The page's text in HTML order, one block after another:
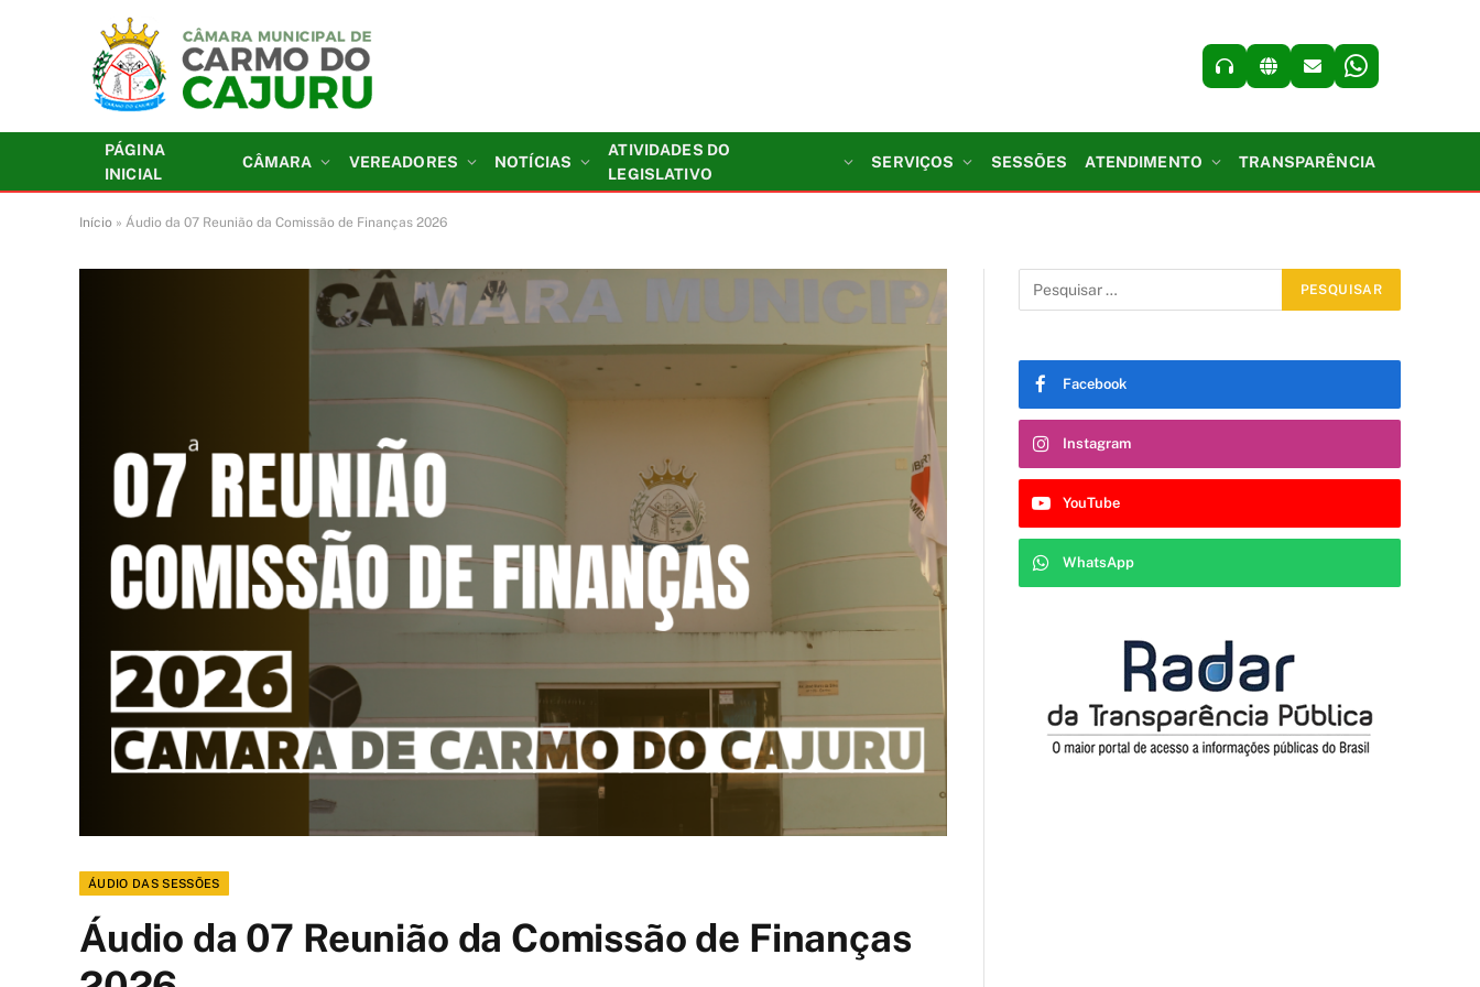
PÁGINA
INICIAL
CÂMARA VEREADORES NOTÍCIAS
ATIVIDADES DO
LEGISLATIVO
SERVIÇOS SESSÕES ATENDIMENTO TRANSPARÊNCIA
Início » Áudio da 07 Reunião da Comissão de Finanças 2026
ÁUDIO DAS SESSÕES
Áudio da 07 Reunião da Comissão de Finanças
Facebook
Instagram
YouTube
WhatsApp